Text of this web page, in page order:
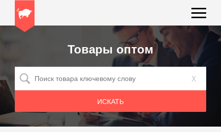
Товары оптом
x